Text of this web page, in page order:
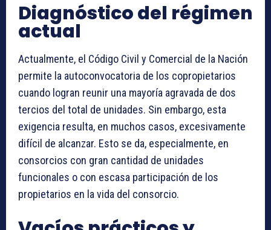
Diagnóstico del régimen
actual
Actualmente, el Código Civil y Comercial de la Nación
permite la autoconvocatoria de los copropietarios
cuando logran reunir una mayoría agravada de dos
tercios del total de unidades. Sin embargo, esta
exigencia resulta, en muchos casos, excesivamente
difícil de alcanzar. Esto se da, especialmente, en
consorcios con gran cantidad de unidades
funcionales o con escasa participación de los
propietarios en la vida del consorcio.